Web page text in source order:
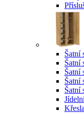
Šatní
Šatní
Šatní
Šatní
Šatní